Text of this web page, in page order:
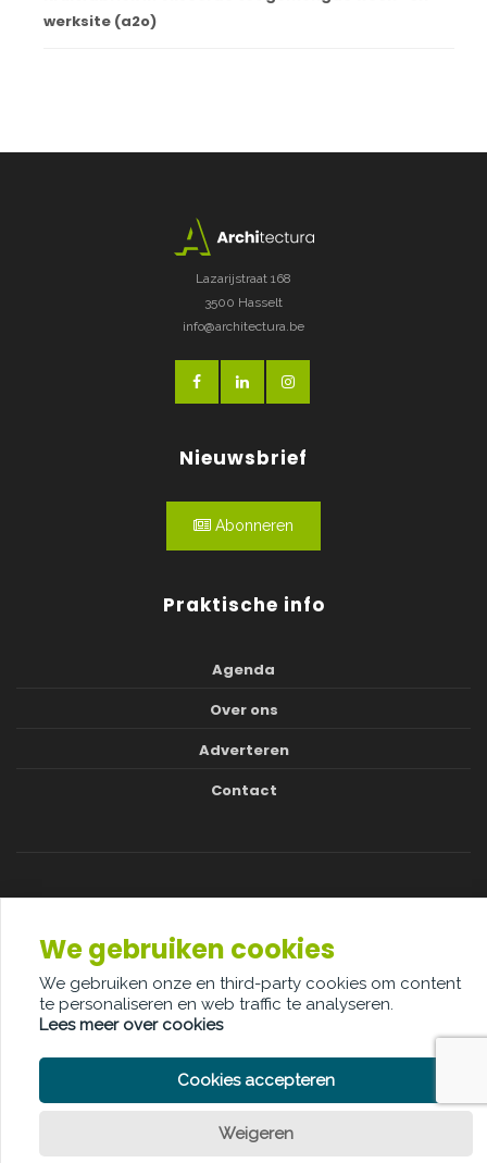
werksite (a2o)
Lazarijstraat 168
3500 Hasselt
info@architectura.be
Nieuwsbrief
Abonneren
Praktische info
Agenda
Over ons
Adverteren
Contact
© Copyright Palindroom 2026
We gebruiken cookies
We gebruiken onze en third-party cookies om content
te personaliseren en web traffic te analyseren.
Lees meer over cookies
Cookies accepteren
Weigeren